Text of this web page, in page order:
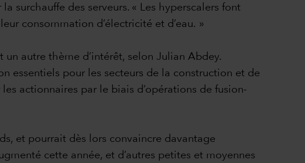
surchauffe des serveurs. « Les hyperscalers font
consommation d’électricité et d’eau. »
autre thème d’intérêt, selon Julian Abdey.
essentiels pour les secteurs de la construction et de
actionnaires par le biais d’opérations de fusion-
et pourrait dès lors convaincre davantage
cette année, et d’autres petites et moyennes